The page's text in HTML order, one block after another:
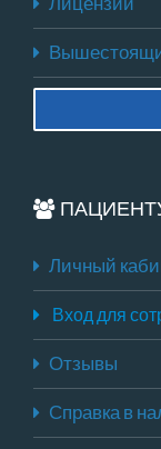
Личный
Вход для
Отзывы
Справка в